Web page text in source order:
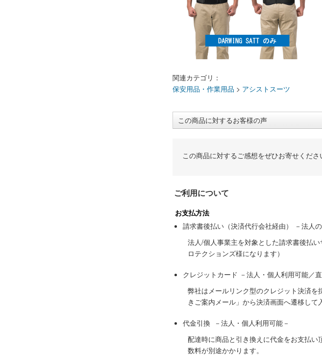
関連カテゴリ：
保安用品・作業用品 > アシストスーツ
この商品に対するお客様の声
この商品に対するご感想をぜひお寄せくださ
ご利用について
お支払方法
請求書後払い（決済代行会社経由） －法人
法人/個人事業主を対象とした請求書後払
ロテクションズ様になります）
クレジットカード －法人・個人利用可能／
弊社はメールリンク型のクレジット決済
きご案内メール」から決済画面へ遷移して
代金引換 －法人・個人利用可能－
配達時に商品と引き換えに代金をお支払
数料が別途かかります。